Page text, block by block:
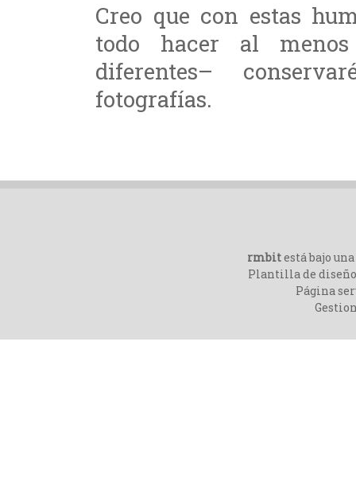
Creo que con estas
todo hacer al
diferentes–
fotografías.
rmbitestá bajo una
Plantilla de
Página